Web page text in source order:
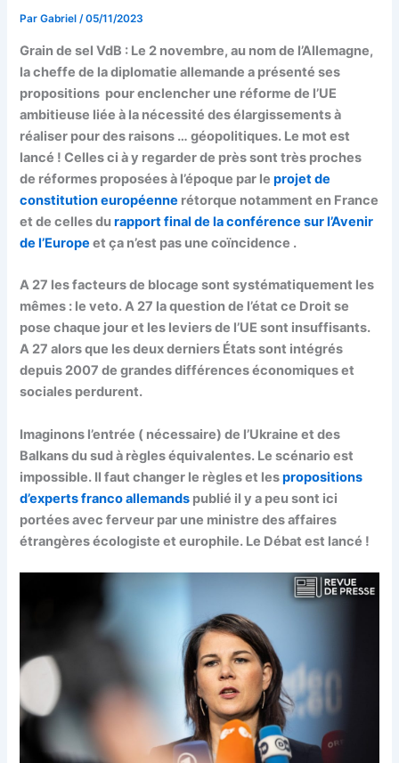
ParGabriel/05/11/2023
Grain de sel VdB : Le 2 novembre, au nom de l’Allemagne,
la cheffe de la diplomatie allemande a présenté ses
propositions pour enclencher une réforme de l’UE
ambitieuse liée à la nécessité des élargissements à
réaliser pour des raisons … géopolitiques. Le mot est
lancé ! Celles ci à y regarder de près sont très proches
de réformes proposées à l’époque par leprojet de
constitution européenne rétorque notamment en France
et de celles durapport final de la conférence sur l’Avenir
de l’Europe et ça n’est pas une coïncidence .
A 27 les facteurs de blocage sont systématiquement les
mêmes : le veto. A 27 la question de l’état ce Droit se
pose chaque jour et les leviers de l’UE sont insuffisants.
A 27 alors que les deux derniers États sont intégrés
depuis 2007 de grandes différences économiques et
sociales perdurent.
Imaginons l’entrée ( nécessaire) de l’Ukraine et des
Balkans du sud à règles équivalentes. Le scénario est
impossible. Il faut changer le règles et lespropositions
d’experts franco allemands publié il y a peu sont ici
portées avec ferveur par une ministre des affaires
étrangères écologiste et europhile. Le Débat est lancé !